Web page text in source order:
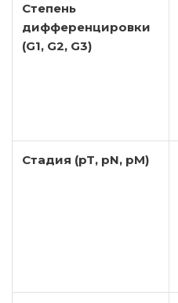
Степень
дифференцировки
(G1, G2, G3)
Стадия (pT, pN, pM)